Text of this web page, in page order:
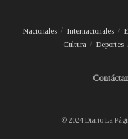
Nacionales Internacionales
Cultura
Deportes
© 2024 Diario La